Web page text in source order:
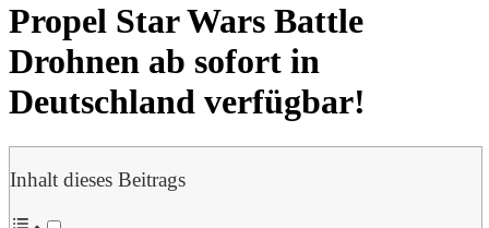
Propel Star Wars Battle
Drohnen ab sofort in
Deutschland verfügbar!
Inhalt dieses Beitrags